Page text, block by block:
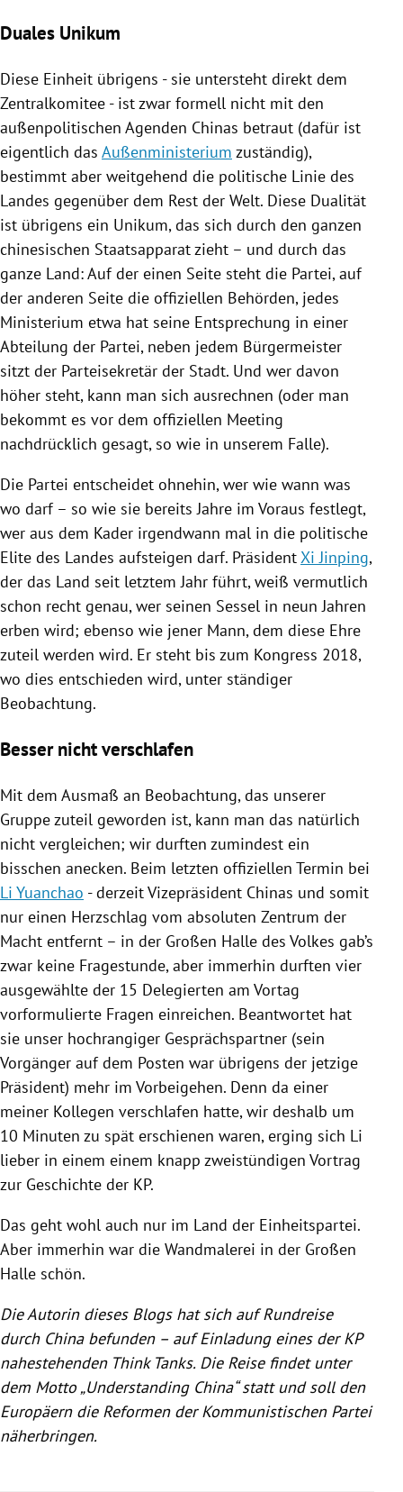
Duales Unikum
Diese Einheit übrigens - sie untersteht direkt dem
Zentralkomitee - ist zwar formell nicht mit den
außenpolitischen Agenden Chinas betraut (dafür ist
eigentlich das Außenministerium zuständig),
bestimmt aber weitgehend die politische Linie des
Landes gegenüber dem Rest der Welt. Diese Dualität
ist übrigens ein Unikum, das sich durch den ganzen
chinesischen Staatsapparat zieht – und durch das
ganze Land: Auf der einen Seite steht die Partei, auf
der anderen Seite die offiziellen Behörden, jedes
Ministerium etwa hat seine Entsprechung in einer
Abteilung der Partei, neben jedem Bürgermeister
sitzt der Parteisekretär der Stadt. Und wer davon
höher steht, kann man sich ausrechnen (oder man
bekommt es vor dem offiziellen Meeting
nachdrücklich gesagt, so wie in unserem Falle).
Die Partei entscheidet ohnehin, wer wie wann was
wo darf – so wie sie bereits Jahre im Voraus festlegt,
wer aus dem Kader irgendwann mal in die politische
Elite des Landes aufsteigen darf. PräsidentXi Jinping,
der das Land seit letztem Jahr führt, weiß vermutlich
schon recht genau, wer seinen Sessel in neun Jahren
erben wird; ebenso wie jener Mann, dem diese Ehre
zuteil werden wird. Er steht bis zum Kongress 2018,
wo dies entschieden wird, unter ständiger
Beobachtung.
Besser nicht verschlafen
Mit dem Ausmaß an Beobachtung, das unserer
Gruppe zuteil geworden ist, kann man das natürlich
nicht vergleichen; wir durften zumindest ein
bisschen anecken. Beim letzten offiziellen Termin bei
Li Yuanchao - derzeit Vizepräsident Chinas und somit
nur einen Herzschlag vom absoluten Zentrum der
Macht entfernt – in der Großen Halle des Volkes gab’s
zwar keine Fragestunde, aber immerhin durften vier
ausgewählte der 15 Delegierten am Vortag
vorformulierte Fragen einreichen. Beantwortet hat
sie unser hochrangiger Gesprächspartner (sein
Vorgänger auf dem Posten war übrigens der jetzige
Präsident) mehr im Vorbeigehen. Denn da einer
meiner Kollegen verschlafen hatte, wir deshalb um
10 Minuten zu spät erschienen waren, erging sich Li
lieber in einem einem knapp zweistündigen Vortrag
zur Geschichte der KP.
Das geht wohl auch nur im Land der Einheitspartei.
Aber immerhin war die Wandmalerei in der Großen
Halle schön.
Die Autorin dieses Blogs hat sich auf Rundreise
durch Chinabefunden – auf Einladung eines der KP
nahestehenden Think Tanks. Die Reise findet unter
dem Motto „Understanding China“ statt und soll den
Europäern die Reformen der Kommunistischen Partei
näherbringen.